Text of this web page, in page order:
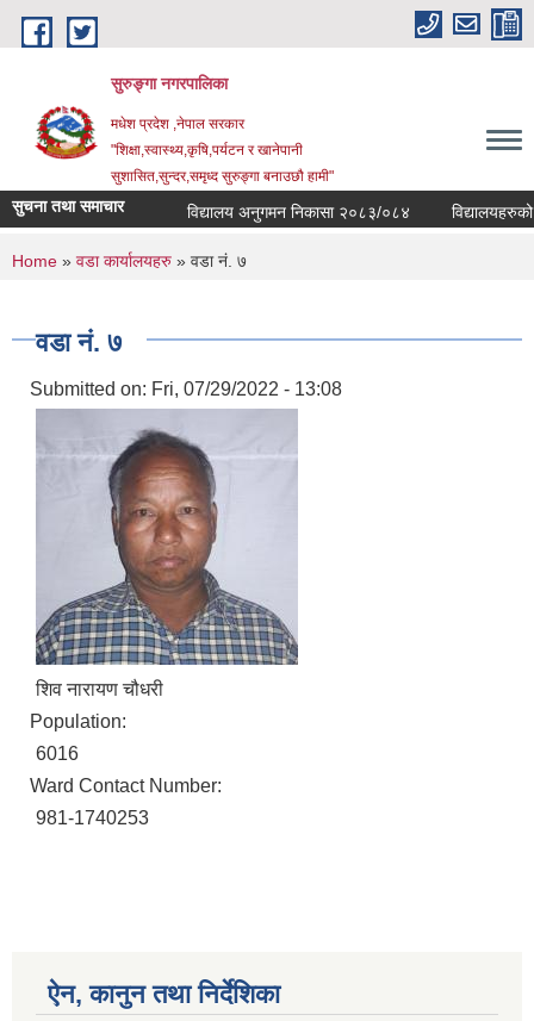
Skip to main content
सुरुङ्‍गा नगरपालिका
मधेश प्रदेश ,नेपाल सरकार
"शिक्षा,स्वास्थ्य,कृषि,पर्यटन र खानेपानी
सुशासित,सुन्दर,समृध्द सुरुङ्गा बनाउछौ हामी"
सुचना तथा समाचार विद्यालय अनुगमन निकासा २०८३/०८४ विद्यालयहरुको
You are here
Home » वडा कार्यालयहरु » वडा नं. ७
वडा नं. ७
Submitted on: Fri, 07/29/2022 - 13:08
शिव नारायण चौधरी
Population:
6016
Ward Contact Number:
981-1740253
ऐन, कानुन तथा निर्देशिका